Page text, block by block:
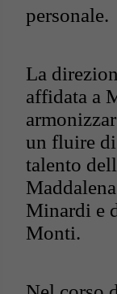
personale.
La
affidata a
un fluire di
talento
Minardi e
Monti.